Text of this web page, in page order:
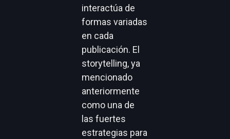
interactúa de
formas variadas
en cada
publicación. El
storytelling, ya
mencionado
anteriormente
como una de
las fuertes
estrategias para